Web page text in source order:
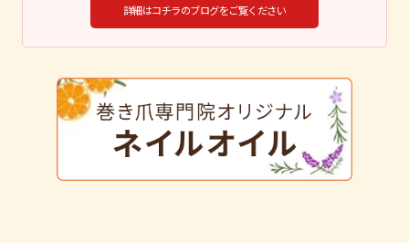
詳細はコチラのブログをご覧ください